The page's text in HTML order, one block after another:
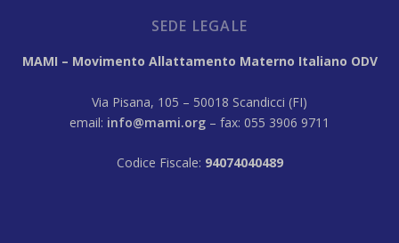
SEDE LEGALE
MAMI – Movimento Allattamento Materno Italiano ODV
Via Pisana, 105 – 50018 Scandicci (FI)
email: info@mami.org – fax: 055 3906 9711
Codice Fiscale: 94074040489